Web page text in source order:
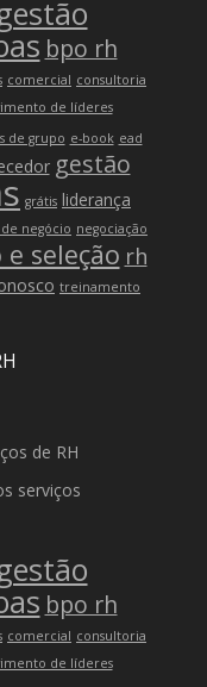
bpo rh
comercial consultoria
de líderes
de grupo e-book ead
gestão
grátis liderança
negócio negociação
seleção rh
treinamento
de RH
serviços
bpo rh
comercial consultoria
de líderes